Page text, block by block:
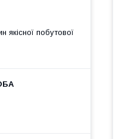
якісної побутової